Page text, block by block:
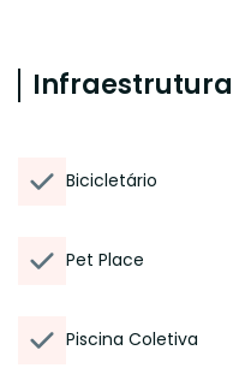
Infraestrutura
Bicicletário
Pet Place
Piscina Coletiva